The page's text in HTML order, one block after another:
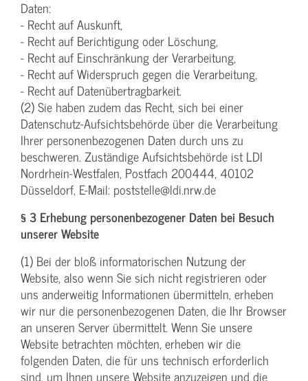
Daten:
- Recht auf Auskunft,
- Recht auf Berichtigung oder Löschung,
- Recht auf Einschränkung der Verarbeitung,
- Recht auf Widerspruch gegen die Verarbeitung,
- Recht auf Datenübertragbarkeit.
(2) Sie haben zudem das Recht, sich bei einer
Datenschutz-Aufsichtsbehörde über die Verarbeitung
Ihrer personenbezogenen Daten durch uns zu
beschweren. Zuständige Aufsichtsbehörde ist LDI
Nordrhein-Westfalen, Postfach 200444, 40102
Düsseldorf, E-Mail: poststelle@ldi.nrw.de
§ 3 Erhebung personenbezogener Daten bei Besuch
unserer Website
(1) Bei der bloß informatorischen Nutzung der
Website, also wenn Sie sich nicht registrieren oder
uns anderweitig Informationen übermitteln, erheben
wir nur die personenbezogenen Daten, die Ihr Browser
an unseren Server übermittelt. Wenn Sie unsere
Website betrachten möchten, erheben wir die
folgenden Daten, die für uns technisch erforderlich
sind, um Ihnen unsere Website anzuzeigen und die